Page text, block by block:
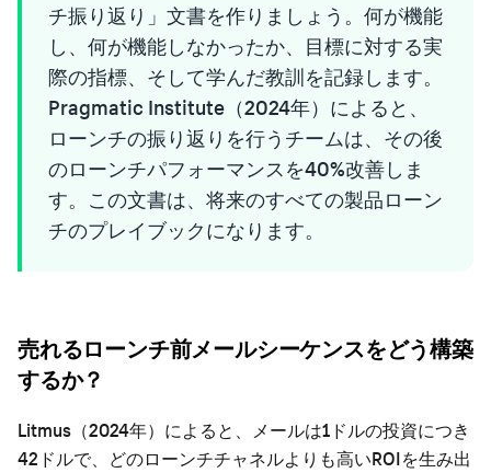
チ振り返り」文書を作りましょう。何が機能
し、何が機能しなかったか、目標に対する実
際の指標、そして学んだ教訓を記録します。
Pragmatic Institute（2024年）によると、
ローンチの振り返りを行うチームは、その後
のローンチパフォーマンスを40%改善しま
す。この文書は、将来のすべての製品ローン
チのプレイブックになります。
売れるローンチ前メールシーケンスをどう構築
するか？
Litmus（2024年）によると、メールは1ドルの投資につき
42ドルで、どのローンチチャネルよりも高いROIを生み出